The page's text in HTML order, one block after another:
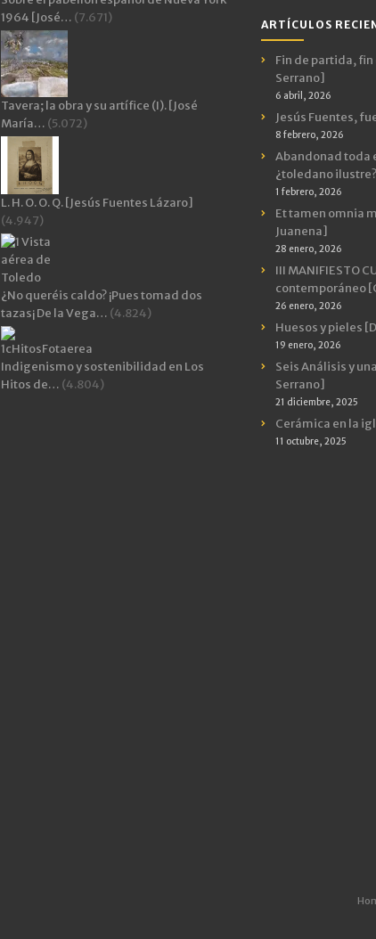
1964 [José… (7.671)
Tavera; la obra y su artífice (I). [José
María… (5.072)
L. H. O. O. Q. [Jesús Fuentes Lázaro]
(4.947)
¿No queréis caldo? ¡Pues tomad dos
tazas¡ De la Vega… (4.824)
Indigenismo y sostenibilidad en Los
Hitos de… (4.804)
ARTÍCULOS
Fin de partida, fin
Serrano]
6 abril, 2026
Jesús Fuentes,
8 febrero, 2026
Abandonad toda
¿toledano
1 febrero, 2026
Et tamen omnia
Juanena]
28 enero, 2026
III MANIFIESTO
contemporáneo
26 enero, 2026
Huesos y pieles
19 enero, 2026
Seis Análisis y
Serrano]
21 diciembre, 2025
Cerámica en la
11 octubre, 2025